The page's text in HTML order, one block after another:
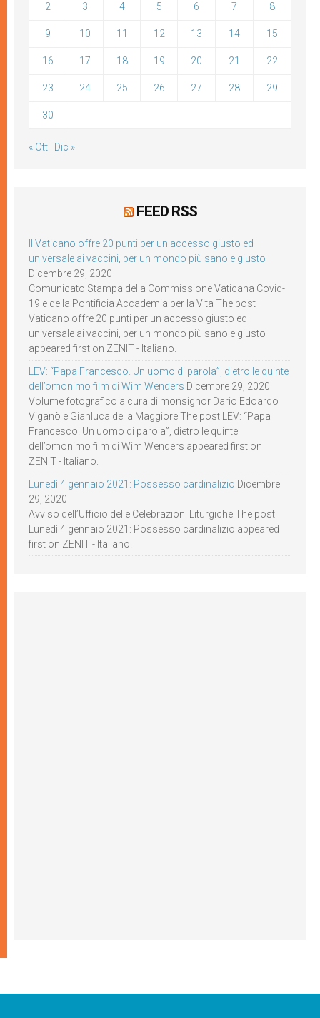
2 3 4 5 6 7 8
9 10 11 12 13 14 15
16 17 18 19 20 21 22
23 24 25 26 27 28 29
30
« Ott Dic »
FEED RSS
Il Vaticano offre 20 punti per un accesso giusto ed
universale ai vaccini, per un mondo più sano e giusto
Dicembre 29, 2020
Comunicato Stampa della Commissione Vaticana Covid-
19 e della Pontificia Accademia per la Vita The post Il
Vaticano offre 20 punti per un accesso giusto ed
universale ai vaccini, per un mondo più sano e giusto
appeared first on ZENIT - Italiano.
LEV: “Papa Francesco. Un uomo di parola”, dietro le quinte
dell’omonimo film di Wim Wenders Dicembre 29, 2020
Volume fotografico a cura di monsignor Dario Edoardo
Viganò e Gianluca della Maggiore The post LEV: “Papa
Francesco. Un uomo di parola”, dietro le quinte
dell’omonimo film di Wim Wenders appeared first on
ZENIT - Italiano.
Lunedì 4 gennaio 2021: Possesso cardinalizio Dicembre
29, 2020
Avviso dell’Ufficio delle Celebrazioni Liturgiche The post
Lunedì 4 gennaio 2021: Possesso cardinalizio appeared
first on ZENIT - Italiano.